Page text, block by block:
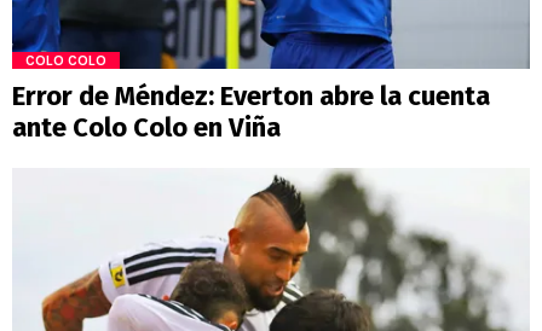
COLO COLO
Error de Méndez: Everton abre la cuenta
ante Colo Colo en Viña